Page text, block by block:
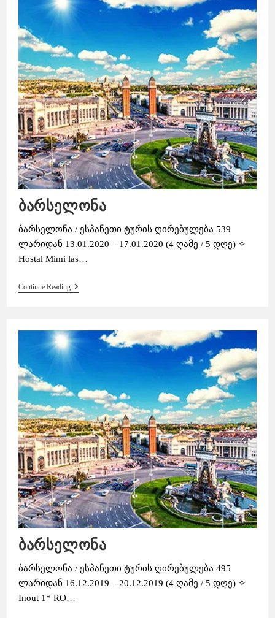
ბარსელონა
ბარსელონა / ესპანეთი ტურის ღირებულება 539
ლარიდან 13.01.2020 – 17.01.2020 (4 ღამე / 5 დღე) ✧
Hostal Mimi las…
Continue ReadingᲑარსელონა
ბარსელონა
ბარსელონა / ესპანეთი ტურის ღირებულება 495
ლარიდან 16.12.2019 – 20.12.2019 (4 ღამე / 5 დღე) ✧
Inout 1* RO…